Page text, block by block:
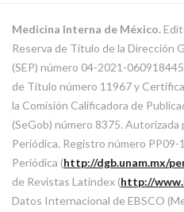
Medicina Interna de México.
Reserva de Título de la Dirección
(SEP) número 04-2021-
de Título número 11967 y
la Comisión Calificadora de
(SeGob) número 8375. Autorizada
Periódica. Registro número PP09-
Periódica (http://dgb.unam.mx/
de Revistas Latindex (http://
Datos Internacional de EBSCO